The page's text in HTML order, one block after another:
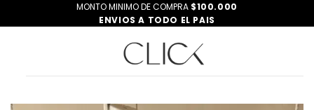
al
MONTO MINIMO DE COMPRA $100.000
ENVIOS A TODO EL PAIS